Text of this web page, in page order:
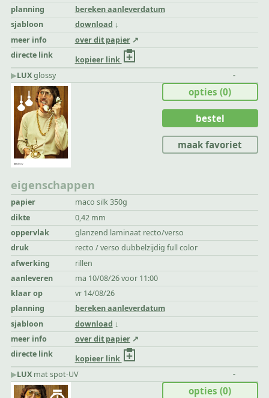
planning
bereken aanleverdatum
sjabloon
download
meer info
over dit papier
directe link
kopieer link
▶︎LUXglossy -
eigenschappen
papier
maco silk 350g
dikte
0,42 mm
oppervlak
glanzend laminaat recto/verso
druk
recto / verso dubbelzijdig full color
afwerking
rillen
aanleveren
ma 10/08/26 voor 11:00
klaar op
vr 14/08/26
planning
bereken aanleverdatum
sjabloon
download
meer info
over dit papier
directe link
kopieer link
opties(0)
bestel
maak favoriet
▶︎LUX mat spot-UV -
opties(0)